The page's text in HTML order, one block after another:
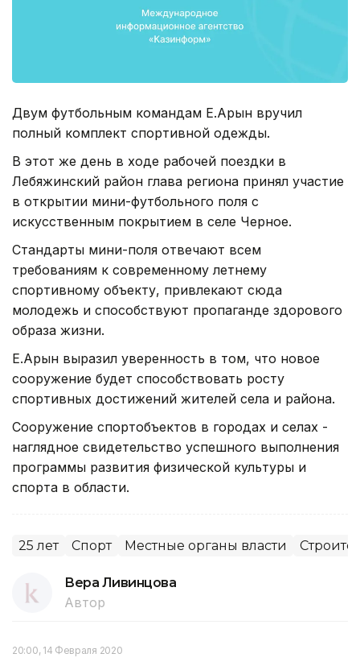
Двум футбольным командам Е.Арын вручил
полный комплект спортивной одежды.
В этот же день в ходе рабочей поездки в
Лебяжинский район глава региона принял участие
в открытии мини-футбольного поля с
искусственным покрытием в селе Черное.
Стандарты мини-поля отвечают всем
требованиям к современному летнему
спортивному объекту, привлекают сюда
молодежь и способствуют пропаганде здорового
образа жизни.
Е.Арын выразил уверенность в том, что новое
сооружение будет способствовать росту
спортивных достижений жителей села и района.
Сооружение спортобъектов в городах и селах -
наглядное свидетельство успешного выполнения
программы развития физической культуры и
спорта в области.
25 лет Спорт Местные органы власти
Вера Ливинцова
Автор
20:00, 14 Февраля 2020